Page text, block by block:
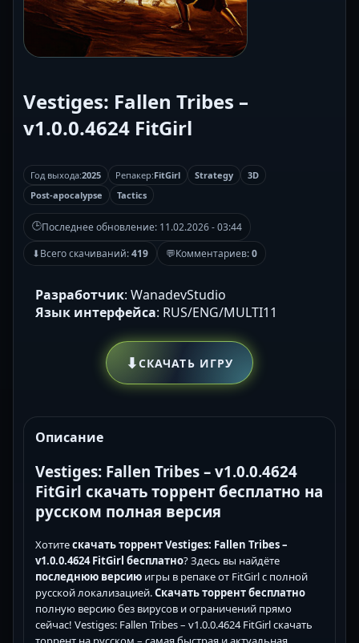
Vestiges: Fallen Tribes –
v1.0.0.4624 FitGirl
Год выхода:2025 Репакер:FitGirl Strategy
3D
Post-apocalypse
Tactics
🕒Последнее обновление: 11.02.2026 - 03:44
⬇Всего скачиваний:419 💬Комментариев:0
Разработчик: WanadevStudio
Язык интерфейса: RUS/ENG/MULTI11
⬇СКАЧАТЬ ИГРУ
Описание
Vestiges: Fallen Tribes – v1.0.0.4624
FitGirl скачать торрент бесплатно на
русском полная версия
Хотитескачать торрент Vestiges: Fallen Tribes –
v1.0.0.4624 FitGirl бесплатно? Здесь вы найдёте
последнюю версию игры в репаке от FitGirl с полной
русской локализацией.Скачать торрент бесплатно
полную версию без вирусов и ограничений прямо
сейчас! Vestiges: Fallen Tribes – v1.0.0.4624 FitGirl скачать